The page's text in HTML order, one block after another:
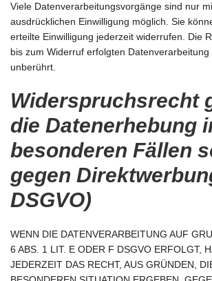
Viele Datenverarbeitungsvorgänge sind nur
ausdrücklichen Einwilligung möglich. Sie
erteilte Einwilligung jederzeit widerrufen. Die
bis zum Widerruf erfolgten
unberührt.
Widerspruchsrecht
die Datenerhebung
besonderen Fällen
gegen
DSGVO)
WENN DIE DATENVERARBEITUNG AUF
6 ABS. 1 LIT. E ODER F DSGVO ERFOLGT,
JEDERZEIT DAS RECHT, AUS GRÜNDEN,